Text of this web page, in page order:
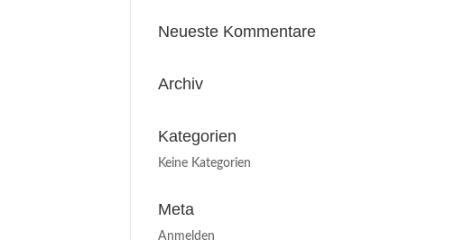
Neueste Kommentare
Archiv
Kategorien
Keine Kategorien
Meta
Anmelden